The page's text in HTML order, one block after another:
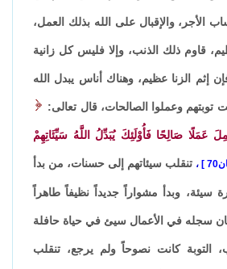
الأجر، والإقبال على الله بذلك العمل،
قاوم ذلك الذنب، وإلا فليس كل زانية
إثم الزنا عظيم، وهناك أناس يبدل الله
وعملوا الصالحات، قال تعالى:
عَمَلًا صَالِحًا فَأُوْلَئِكَ يُبَدِّلُ اللَّهُ سَيِّئَاتِهِمْ
، تنقلب سيئاتهم إلى حسنات، من بدأ
وبدأ مشواراً جديداً نظيفاً طاهراً
سجله في الأعمال سيئ في حياة حافلة
التوبة كانت نصوحاً ولم يرجع، تنقلب